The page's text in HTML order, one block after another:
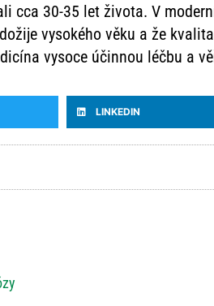
cca 30-35 let života. V
vysokého věku a že
vysoce účinnou léčbu a
LINKEDIN